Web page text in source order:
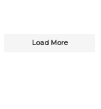
Load More